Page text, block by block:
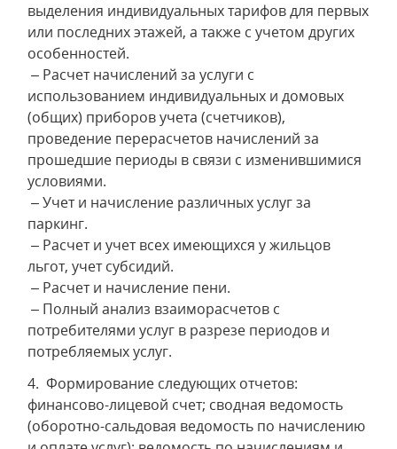
выделения индивидуальных тарифов для первых
или последних этажей, а также с учетом других
особенностей.
– Расчет начислений за услуги с
использованием индивидуальных и домовых
(общих) приборов учета (счетчиков),
проведение перерасчетов начислений за
прошедшие периоды в связи с изменившимися
условиями.
– Учет и начисление различных услуг за
паркинг.
– Расчет и учет всех имеющихся у жильцов
льгот, учет субсидий.
– Расчет и начисление пени.
– Полный анализ взаиморасчетов с
потребителями услуг в разрезе периодов и
потребляемых услуг.
4. Формирование следующих отчетов:
финансово-лицевой счет; cводная ведомость
(оборотно-сальдовая ведомость по начислению